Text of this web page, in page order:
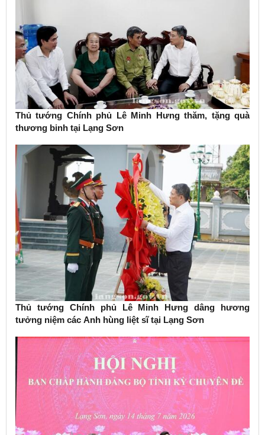
Thủ tướng Chính phủ Lê Minh Hưng thăm, tặng quà
thương binh tại Lạng Sơn
Thủ tướng Chính phủ Lê Minh Hưng dâng hương
tưởng niệm các Anh hùng liệt sĩ tại Lạng Sơn